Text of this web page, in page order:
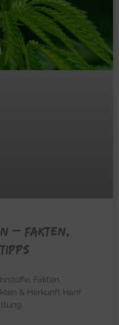
– Fakten,
Fakten,
& Herkunft Hanf